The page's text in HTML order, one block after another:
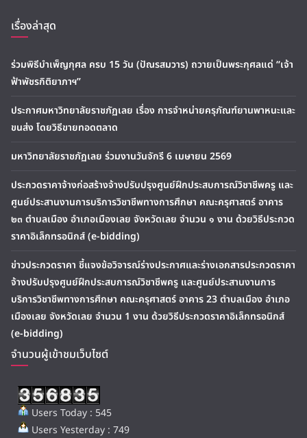
เรื่องล่าสุด
ร่วมพิธีบำเพ็ญกุศล ครบ 15 วัน (ปัณรสมวาร) ถวายเป็นพระกุศลแด่ “เจ้า
ฟ้าพัชรกิติยาภาฯ”
ประกาศมหาวิทยาลัยราชภัฏเลย เรื่อง การจำหน่ายครุภัณฑ์ยานพาหนะและ
ขนส่ง โดยวิธีขายทอดตลาด
มหาวิทยาลัยราชภัฏเลย ร่วมงานวันจักรี 6 เมษายน 2569
ประกวดราคาจ้างก่อสร้างจ้างปรับปรุงศูนย์ฝึกประสบการณ์วิชาชีพครู และ
ศูนย์ประสานงานการบริการวิชาชีพทางการศึกษา คณะครุศาสตร์ อาคาร
๒๓ ตำบลเมือง อำเภอเมืองเลย จังหวัดเลย จำนวน ๑ งาน ด้วยวิธีประกวด
ราคาอิเล็กทรอนิกส์ (e-bidding)
ข่าวประกวดราคา ชี้แจงข้อวิจารณ์ร่างประกาศและร่างเอกสารประกวดราคา
จ้างปรับปรุงศูนย์ฝึกประสบการณ์วิชาชีพครู และศูนย์ประสานงานการ
บริการวิชาชีพทางการศึกษา คณะครุศาสตร์ อาคาร 23 ตำบลเมือง อำเภอ
เมืองเลย จังหวัดเลย จำนวน 1 งาน ด้วยวิธีประกวดราคาอิเล็กทรอนิกส์
(e-bidding)
จำนวนผู้เข้าชมเว็บไซต์
Users Today : 545
Users Yesterday : 749